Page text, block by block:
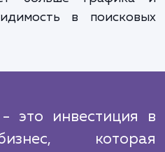
его
Одним из
доверия и